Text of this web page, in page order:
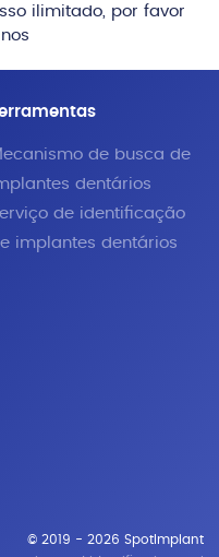
ilimitado, por favor
de busca de
dentários
de identificação
implantes dentários
© 2019 - 2026 SpotImplant